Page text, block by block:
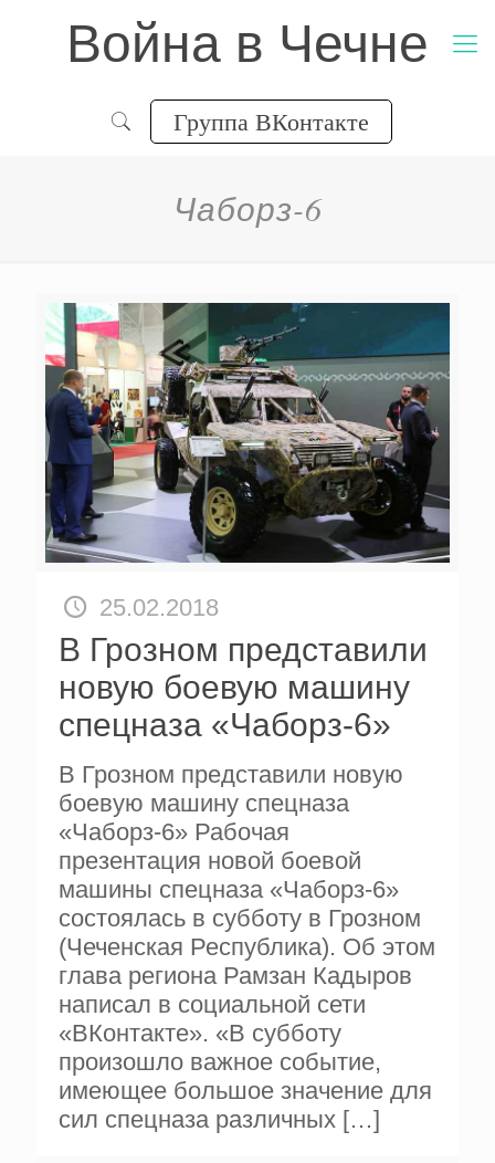
Война в Чечне
Группа ВКонтакте
Чаборз-6
25.02.2018
В Грозном представили
новую боевую машину
спецназа «Чаборз-6»
В Грозном представили новую
боевую машину спецназа
«Чаборз-6» Рабочая
презентация новой боевой
машины спецназа «Чаборз-6»
состоялась в субботу в Грозном
(Чеченская Республика). Об этом
глава региона Рамзан Кадыров
написал в социальной сети
«ВКонтакте». «В субботу
произошло важное событие,
имеющее большое значение для
сил спецназа различных […]